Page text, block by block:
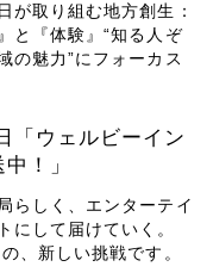
が取り組む地方創生：
と『体験』“知る人ぞ
の魅力”にフォーカス
「ウェルビーイン
！」
らしく、エンターテイ
にして届けていく。
、新しい挑戦です。